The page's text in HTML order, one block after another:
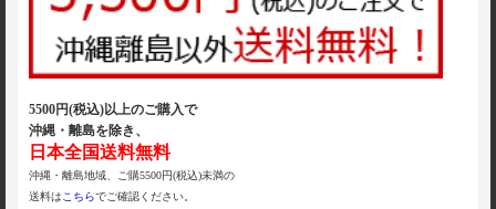
5500円(税込)以上のご購入で
沖縄・離島を除き、
日本全国送料無料
沖縄・離島地域、ご購5500円(税込)未満の
送料は こちらでご確認ください。